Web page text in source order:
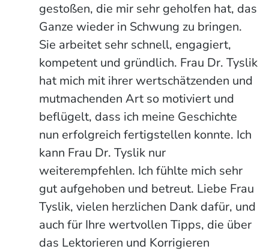
gestoßen, die mir sehr geholfen hat, das
Ganze wieder in Schwung zu bringen.
Sie arbeitet sehr schnell, engagiert,
kompetent und gründlich. Frau Dr. Tyslik
hat mich mit ihrer wertschätzenden und
mutmachenden Art so motiviert und
beflügelt, dass ich meine Geschichte
nun erfolgreich fertigstellen konnte. Ich
kann Frau Dr. Tyslik nur
weiterempfehlen. Ich fühlte mich sehr
gut aufgehoben und betreut. Liebe Frau
Tyslik, vielen herzlichen Dank dafür, und
auch für Ihre wertvollen Tipps, die über
das Lektorieren und Korrigieren